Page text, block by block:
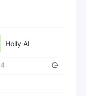
Holly AI